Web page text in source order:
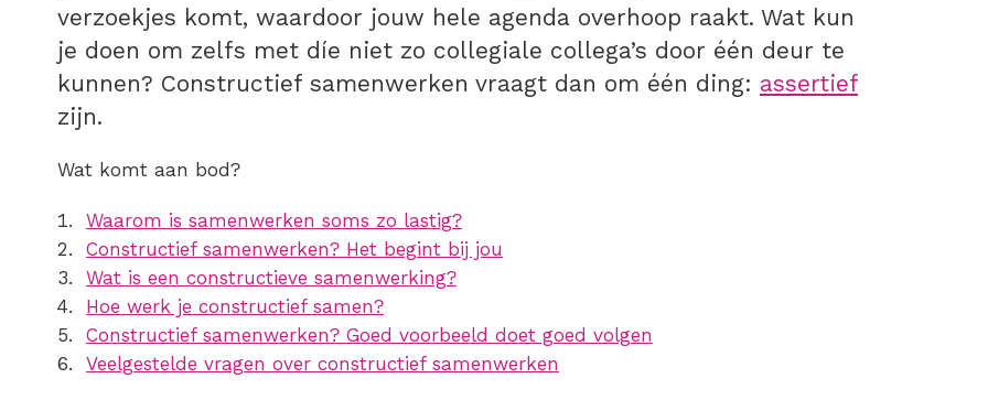
verzoekjes komt, waardoor jouw hele agenda overhoop raakt. Wat kun
je doen om zelfs met díe niet zo collegiale collega’s door één deur te
kunnen? Constructief samenwerken vraagt dan om één ding: assertief
zijn.
Wat komt aan bod?
Waarom is samenwerken soms zo lastig?
Constructief samenwerken? Het begint bij jou
Wat is een constructieve samenwerking?
Hoe werk je constructief samen?
Constructief samenwerken? Goed voorbeeld doet goed volgen
Veelgestelde vragen over constructief samenwerken